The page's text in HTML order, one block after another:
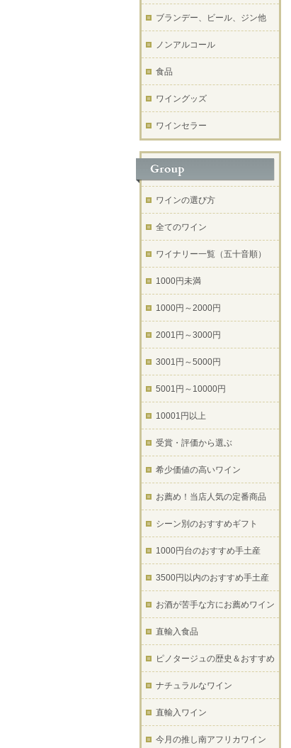
ブランデー、ビール、ジン他
ノンアルコール
食品
ワイングッズ
ワインセラー
ワインの選び方
全てのワイン
ワイナリー一覧（五十音順）
1000円未満
1000円～2000円
2001円～3000円
3001円～5000円
5001円～10000円
10001円以上
受賞・評価から選ぶ
希少価値の高いワイン
お薦め！当店人気の定番商品
シーン別のおすすめギフト
1000円台のおすすめ手土産
3500円以内のおすすめ手土産
お酒が苦手な方にお薦めワイン
直輸入食品
ピノタージュの歴史＆おすすめ
ナチュラルなワイン
直輸入ワイン
今月の推し南アフリカワイン